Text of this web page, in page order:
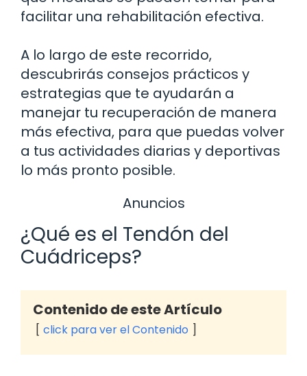
facilitar una rehabilitación efectiva.
A lo largo de este recorrido,
descubrirás consejos prácticos y
estrategias que te ayudarán a
manejar tu recuperación de manera
más efectiva, para que puedas volver
a tus actividades diarias y deportivas
lo más pronto posible.
Anuncios
¿Qué es el Tendón del
Cuádriceps?
Contenido de este Artículo
click para ver el Contenido